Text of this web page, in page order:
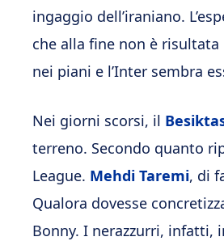
ingaggio dell’iraniano.
che alla fine non è
nei piani e l’Inter sembra
Nei giorni scorsi, il
terreno. Secondo quanto
League. Mehdi Taremi, di
Qualora dovesse
Bonny. I nerazzurri, infatti,